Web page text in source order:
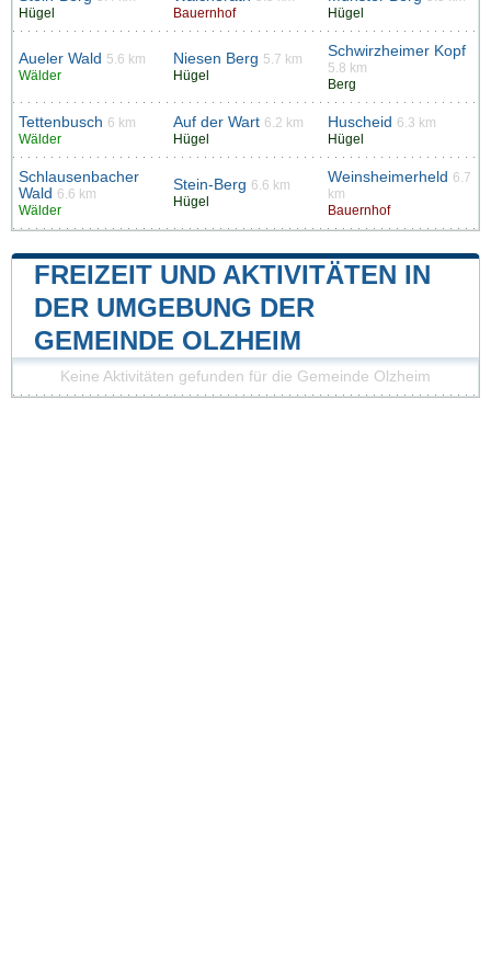
Hügel
Bauernhof
Hügel
Aueler Wald 5.6 km
Wälder
Niesen Berg 5.7 km
Hügel
Schwirzheimer Kopf
5.8 km
Berg
Tettenbusch 6 km
Wälder
Auf der Wart 6.2 km
Hügel
Huscheid 6.3 km
Hügel
Schlausenbacher
Wald 6.6 km
Wälder
Stein-Berg 6.6 km
Hügel
Weinsheimerheld 6.7
km
Bauernhof
FREIZEIT UND AKTIVITÄTEN IN
DER UMGEBUNG DER
GEMEINDE OLZHEIM
Keine Aktivitäten gefunden für die Gemeinde Olzheim